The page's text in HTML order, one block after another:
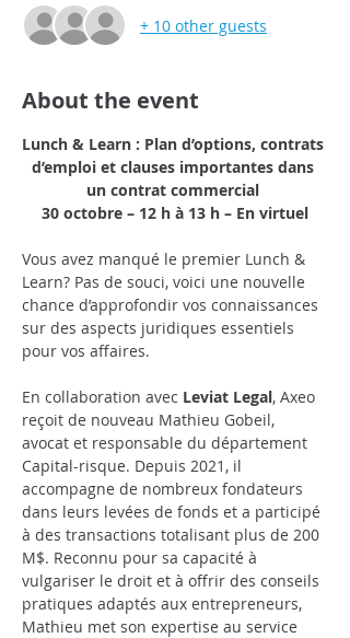
+ 10 other guests
About the event
Lunch & Learn : Plan d’options, contrats
d’emploi et clauses importantes dans
un contrat commercial
30 octobre – 12 h à 13 h – En virtuel
Vous avez manqué le premier Lunch &
Learn? Pas de souci, voici une nouvelle
chance d’approfondir vos connaissances
sur des aspects juridiques essentiels
pour vos affaires.
En collaboration avec Leviat Legal, Axeo
reçoit de nouveau Mathieu Gobeil,
avocat et responsable du département
Capital-risque. Depuis 2021, il
accompagne de nombreux fondateurs
dans leurs levées de fonds et a participé
à des transactions totalisant plus de 200
M$. Reconnu pour sa capacité à
vulgariser le droit et à offrir des conseils
pratiques adaptés aux entrepreneurs,
Mathieu met son expertise au service